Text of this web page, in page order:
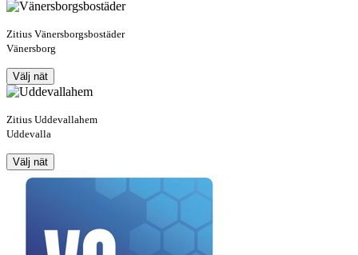
Zitius Vänersborgsbostäder
Vänersborg
Välj nät
Zitius Uddevallahem
Uddevalla
Välj nät